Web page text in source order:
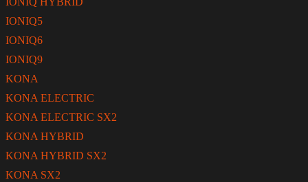
IONIQ5
IONIQ6
IONIQ9
KONA
KONA ELECTRIC
KONA ELECTRIC SX2
KONA HYBRID
KONA HYBRID SX2
KONA SX2